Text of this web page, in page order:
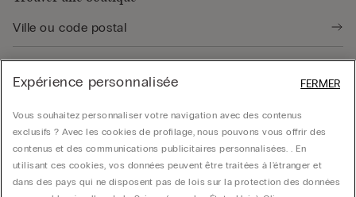
Service client
Expérience personnalisée
Vous souhaitez personnaliser votre navigation avec des contenus
exclusifs ? Avec les cookies de profilage, nous pouvons vous offrir des
contenus et des communications publicitaires personnalisées. . En
utilisant ces cookies, vos données peuvent être traitées à l'étranger et
dans des pays qui ne disposent pas de lois sur la protection des données
FERMER